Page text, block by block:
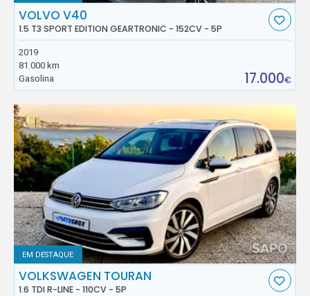
VOLVO V40
1.5 T3 SPORT EDITION GEARTRONIC - 152CV - 5P
2019
81.000 km
Gasolina
17.000€
EM DESTAQUE
VOLKSWAGEN TOURAN
1.6 TDI R-LINE - 110CV - 5P